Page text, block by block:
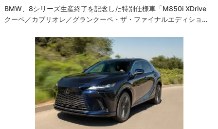
BMW、8シリーズ生産終了を記念した特別仕様車「M850i XDrive
クーペ／カブリオレ／グランクーペ・ザ・ファイナルエディショ…